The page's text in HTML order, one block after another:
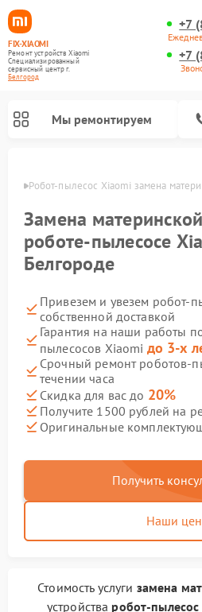
FIX-XIAOMI
Ремонт устройств Xiaomi
Специализированный
cервисный центр г.
Белгород
+7
+7
Мы ремонтируем
Робот-пылесос Xiaomi замена
Замена
роботе-пылесосе
Белгороде
Привезем и увезем робот-
собственной доставкой
Гарантия на наши работы
пылесосов Xiaomi до 3-х
Срочный ремонт роботов-
течении часа
Скидка для вас до 20%
Получите 1500 рублей на
Оригинальные
Получить
Наши
Стоимость услуги замена
устройства робот-